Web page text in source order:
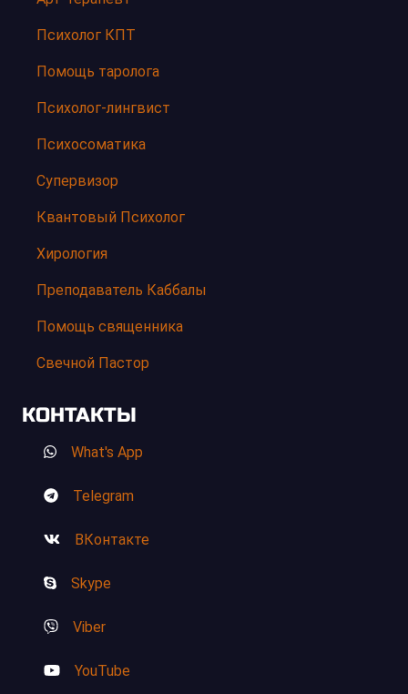
Психолог КПТ
Помощь таролога
Психолог-лингвист
Психосоматика
Супервизор
Квантовый Психолог
Хирология
Преподаватель Каббалы
Помощь священника
Свечной Пастор
КОНТАКТЫ
What's App
Telegram
ВКонтакте
Skype
Viber
YouTube